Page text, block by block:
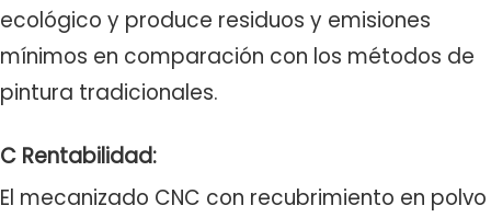
ecológico y produce residuos y emisiones
mínimos en comparación con los métodos de
pintura tradicionales.
C Rentabilidad:
El mecanizado CNC con recubrimiento en polvo